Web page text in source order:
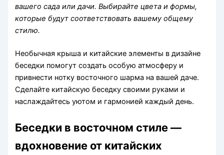
вашего сада или дачи. Выбирайте цвета и формы,
которые будут соответствовать вашему общему
стилю.
Необычная крыша и китайские элементы в дизайне
беседки помогут создать особую атмосферу и
привнести нотку восточного шарма на вашей даче.
Сделайте китайскую беседку своими руками и
наслаждайтесь уютом и гармонией каждый день.
Беседки в восточном стиле —
вдохновение от китайских